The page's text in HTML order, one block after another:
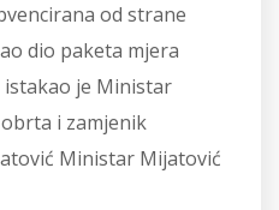
od strane
dio paketa mjera
je Ministar
i zamjenik
Ministar Mijatović